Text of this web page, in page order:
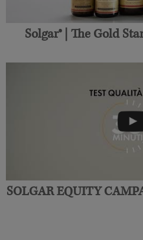
Solgar® | The Gold
SOLGAR EQUITY